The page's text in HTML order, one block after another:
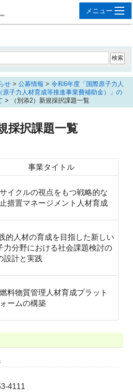
せ > 公募情報 > 令和6年度「国際原子力人
子力人材育成等推進事業費補助金）」の
> （別添2）新規採択課題一覧
採択課題一覧
事業タイトル
イクルの視点をもつ戦略的な
措置マネージメント人材育成
的人材の育成を目指した新しい
力分野における社会課題検討の
設計と実践
料物質管理人材育成プラット
ームの構築
4111